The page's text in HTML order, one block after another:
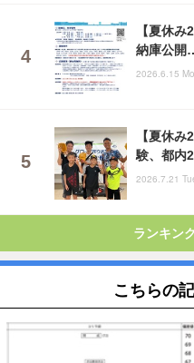
【夏休
納庫公開
2026.6.15
【夏休
験、都内
2026.7.21
ランキン
こちらの